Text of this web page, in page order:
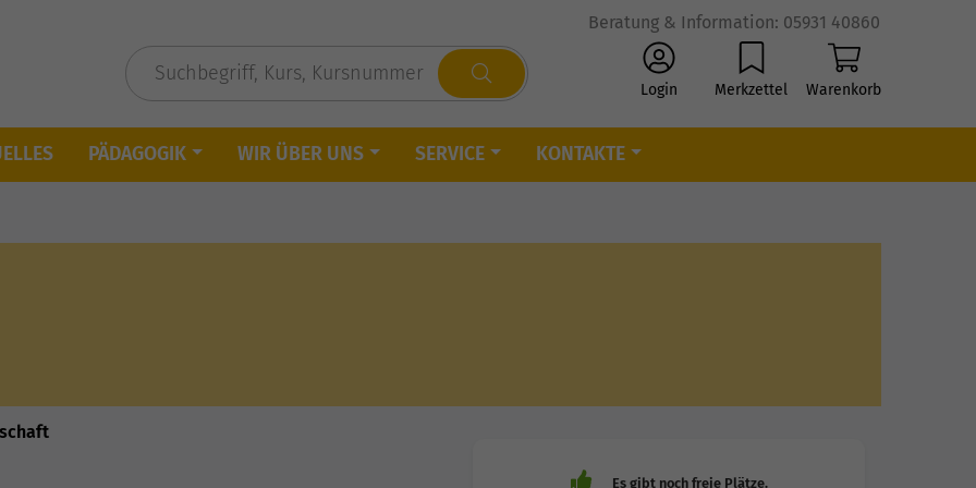
Beratung & Information: 05931 40860
Login Merkzettel Warenkorb
PÄDAGOGIK WIR ÜBER UNS SERVICE KONTAKTE